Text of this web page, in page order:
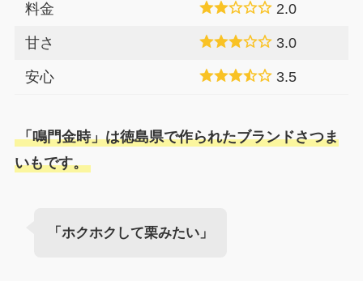
料金 2.0
甘さ 3.0
安心 3.5
「鳴門金時」は徳島県で作られたブランドさつま
いもです。
「ホクホクして栗みたい」